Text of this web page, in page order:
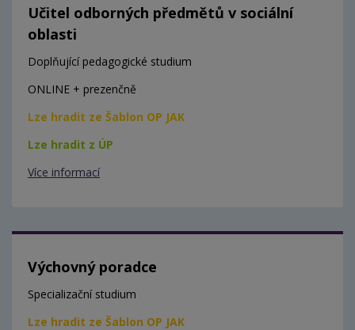
Učitel odborných předmětů v sociální
oblasti
Doplňující pedagogické studium
ONLINE + prezenčně
Lze hradit ze Šablon OP JAK
Lze hradit z ÚP
Více informací
Výchovný poradce
Specializační studium
Lze hradit ze Šablon OP JAK